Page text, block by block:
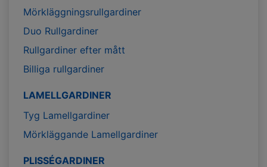
Mörkläggningsrullgardiner
Duo Rullgardiner
Rullgardiner efter mått
Billiga rullgardiner
LAMELLGARDINER
Tyg Lamellgardiner
Mörkläggande Lamellgardiner
PLISSÉGARDINER